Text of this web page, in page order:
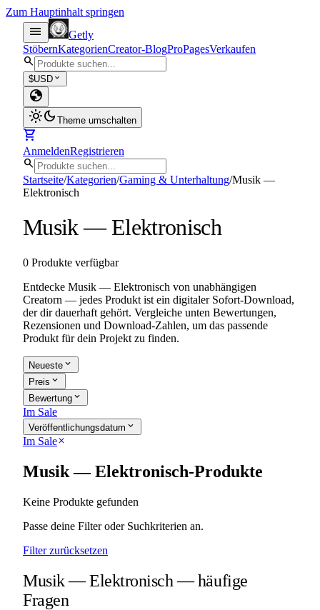
Zum Hauptinhalt springen
menu
Getly
StöbernKategorienCreator-BlogProPagesVerkaufen
search
$USD expand_more
globe
light_modedark_mode Theme umschalten
shopping_cart
AnmeldenRegistrieren
search
Startseite/Kategorien/Gaming & Unterhaltung/Musik —
Elektronisch
Musik — Elektronisch
0 Produkte verfügbar
Entdecke Musik — Elektronisch von unabhängigen
Creatorn — jedes Produkt ist ein digitaler Sofort-Download,
der dir dauerhaft gehört. Vergleiche unten Bewertungen,
Rezensionen und Download-Zahlen, um das passende
Produkt für dein Projekt zu finden.
Neueste expand_more
Preis expand_more
Bewertung expand_more
Im Sale
Veröffentlichungsdatum expand_more
Im Saleclose
Musik — Elektronisch-Produkte
Keine Produkte gefunden
Passe deine Filter oder Suchkriterien an.
Filter zurücksetzen
Musik — Elektronisch — häufige
Fragen